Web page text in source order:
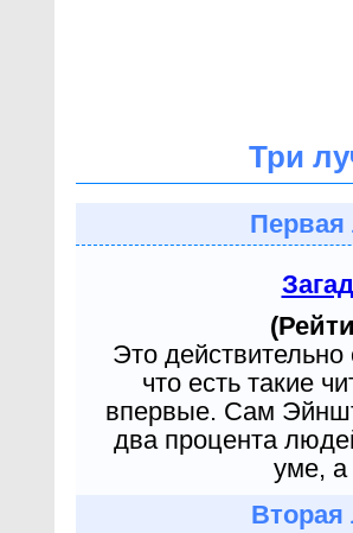
Три
Первая
Это
что есть такие
впервые. Сам
два процента
уме, а
Вторая